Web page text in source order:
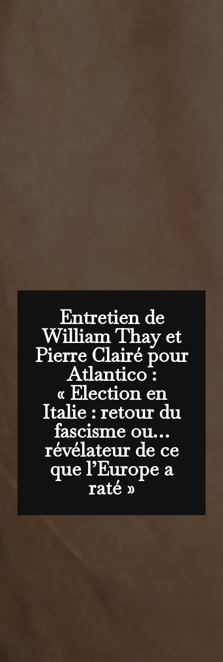
Entretien de
William Thay et
Pierre Clairé pour
Atlantico :
« Election en
Italie : retour du
fascisme ou…
révélateur de ce
que l’Europe a
raté »